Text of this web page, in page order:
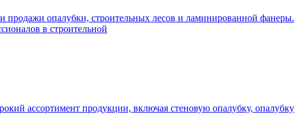
продажи опалубки, строительных лесов и ламинированной фанеры.
в строительной
ассортимент продукции, включая стеновую опалубку, опалубку